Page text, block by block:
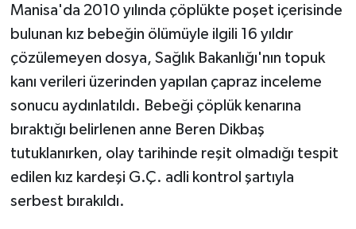
Manisa'da 2010 yılında çöplükte poşet içerisinde
bulunan kız bebeğin ölümüyle ilgili 16 yıldır
çözülemeyen dosya, Sağlık Bakanlığı'nın topuk
kanı verileri üzerinden yapılan çapraz inceleme
sonucu aydınlatıldı. Bebeği çöplük kenarına
bıraktığı belirlenen anne Beren Dikbaş
tutuklanırken, olay tarihinde reşit olmadığı tespit
edilen kız kardeşi G.Ç. adli kontrol şartıyla
serbest bırakıldı.